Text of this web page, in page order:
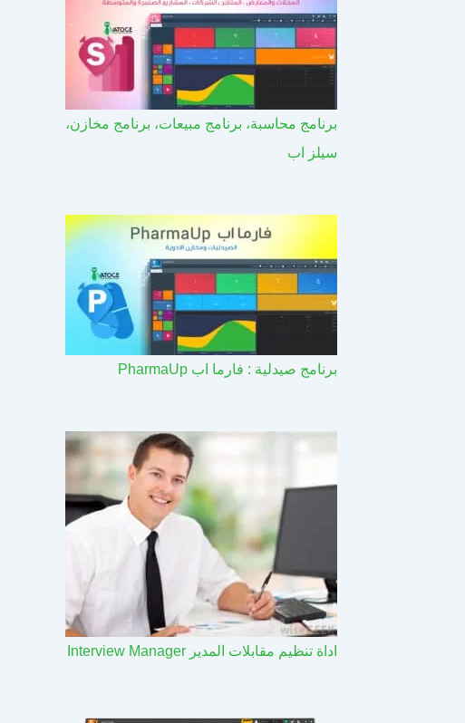
برنامج محاسبة، برنامج مبيعات، برنامج مخازن،
سيلز اب
برنامج صيدلية : فارما اب PharmaUp​
اداة تنظيم مقابلات المدير Interview Manager